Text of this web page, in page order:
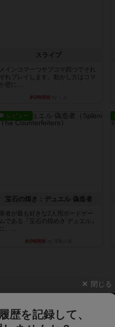
スライプ
メインコマ一つサブコマ四つでそれ
ぞれプレイします。動かし方はコマ
か壁に...
約3時間前
レビュー
宝石の煌き：デュエル 偽造者
筆者が最も好きな2人用ボードゲー
ムである『宝石の煌めき デュエル』
に、...
約5時間前
閉じる
歴を記録して、